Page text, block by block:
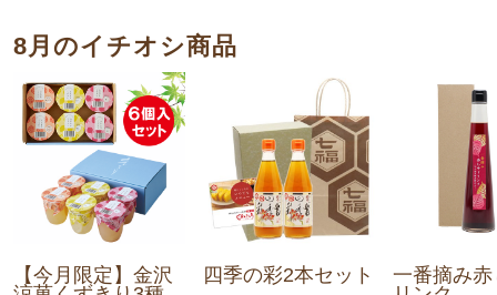
8月のイチオシ商品
【今月限定】金沢
四季の彩2本セット
一番摘み